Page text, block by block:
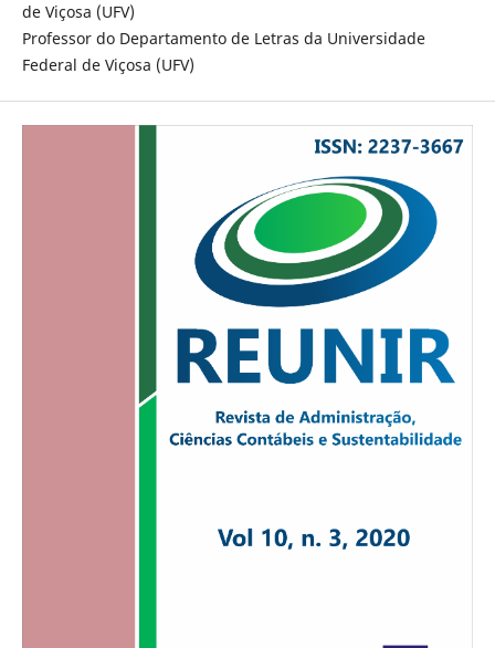
de Viçosa (UFV)
Professor do Departamento de Letras da Universidade
Federal de Viçosa (UFV)